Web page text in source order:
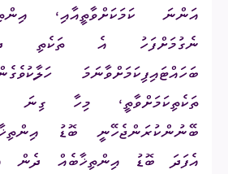
އަންނަ ކަމަކަށްވާތީއާއި،
ނެގުމަށްފަހު އެ ތަކެތި
ބަހައްޓައިފިކަމަށްވާނަމަ
ތަކެތިކަމަށްވާތީ، މިހާ ގިނަ
ބޭނުންކުރަންޖެހޭނީ ބޮޑު
އެފަދަ ބޮޑު އިންތިޚާބެއް ދެން